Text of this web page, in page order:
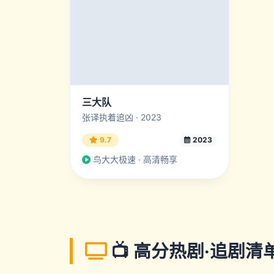
三大队
张译执着追凶 · 2023
9.7 2023
鸟大大极速 · 高清畅享
📺 高分热剧·追剧清